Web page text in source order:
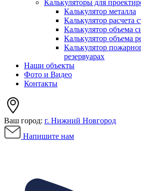
Калькуляторы для
Калькулятор металла
Калькулятор расчета
Калькулятор объема
Калькулятор объема
Калькулятор
резервуарах
Наши объекты
Фото и Видео
Контакты
Ваш город: г. Нижний Новгород
Напишите нам